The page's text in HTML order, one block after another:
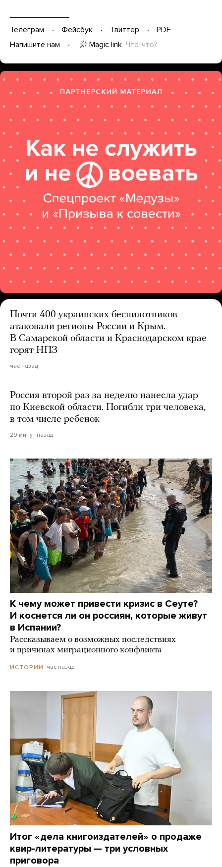
Телеграм Фейсбук Твиттер
PDF
Напишите нам
Magic link Что-что?
Почти 400 украинских беспилотников
атаковали регионы России и Крым.
В Самарской области и Краснодарском крае
горят НПЗ
час назад
Россия второй раз за неделю нанесла удар
по Киевской области. Погибли три человека,
в том числе ребенок
29 минут назад
К чему может привести кризис в Сеуте?
И коснется ли он россиян, которые живут
в Испании?
Рассказываем о возможных последствиях
и причинах миграционного конфликта
ИСТОРИИ час назад
Итог «дела книгоиздателей» о продаже
квир-литературы — три условных
приговора